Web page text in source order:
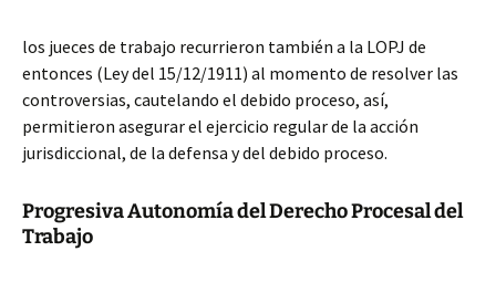
los jueces de trabajo recurrieron también a la LOPJ de
entonces (Ley del 15/12/1911) al momento de resolver las
controversias, cautelando el debido proceso, así,
permitieron asegurar el ejercicio regular de la acción
jurisdiccional, de la defensa y del debido proceso.
Progresiva Autonomía del Derecho Procesal del
Trabajo